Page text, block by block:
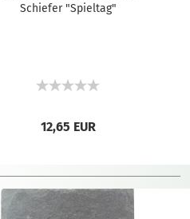
Schiefer "Spieltag"
12,65 EUR